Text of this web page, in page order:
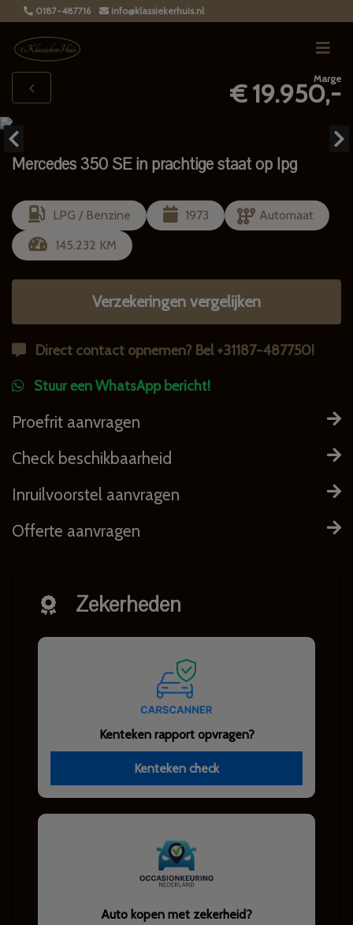
0187-487716 info@klassiekerhuis.nl
Marge
€ 19.950,-
Mercedes 350 SE in prachtige staat op lpg
LPG / Benzine 1973
Automaat
145.232 KM
Verzekeringen vergelijken
Direct contact opnemen? Bel +31187-487750!
Stuur een WhatsApp bericht!
Proefrit aanvragen
Check beschikbaarheid
Inruilvoorstel aanvragen
Offerte aanvragen
Zekerheden
Kenteken rapport opvragen?
Kenteken check
Auto kopen met zekerheid?